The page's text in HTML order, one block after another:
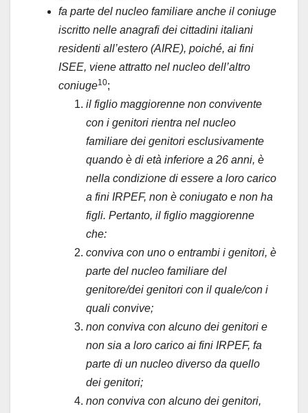
fa parte del nucleo familiare anche il coniuge
iscritto nelle anagrafi dei cittadini italiani
residenti all’estero (AIRE), poiché, ai fini
ISEE, viene attratto nel nucleo dell’altro
coniuge10;
il figlio maggiorenne non convivente
con i genitori rientra nel nucleo
familiare dei genitori esclusivamente
quando è di età inferiore a 26 anni, è
nella condizione di essere a loro carico
a fini IRPEF, non è coniugato e non ha
figli. Pertanto, il figlio maggiorenne
che:
conviva con uno o entrambi i genitori, è
parte del nucleo familiare del
genitore/dei genitori con il quale/con i
quali convive;
non conviva con alcuno dei genitori e
non sia a loro carico ai fini IRPEF, fa
parte di un nucleo diverso da quello
dei genitori;
non conviva con alcuno dei genitori,